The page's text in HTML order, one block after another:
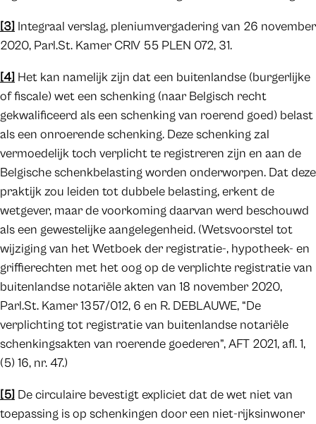
[3] Integraal verslag, pleniumvergadering van 26 november
2020, Parl.St. Kamer CRIV 55 PLEN 072, 31.
[4] Het kan namelijk zijn dat een buitenlandse (burgerlijke
of fiscale) wet een schenking (naar Belgisch recht
gekwalificeerd als een schenking van roerend goed) belast
als een onroerende schenking. Deze schenking zal
vermoedelijk toch verplicht te registreren zijn en aan de
Belgische schenkbelasting worden onderworpen. Dat deze
praktijk zou leiden tot dubbele belasting, erkent de
wetgever, maar de voorkoming daarvan werd beschouwd
als een gewestelijke aangelegenheid. (Wetsvoorstel tot
wijziging van het Wetboek der registratie-, hypotheek- en
griffierechten met het oog op de verplichte registratie van
buitenlandse notariële akten van 18 november 2020,
Parl.St. Kamer 1357/012, 6 en R. DEBLAUWE, “De
verplichting tot registratie van buitenlandse notariële
schenkingsakten van roerende goederen”, AFT 2021, afl. 1,
(5) 16, nr. 47.)
[5] De circulaire bevestigt expliciet dat de wet niet van
toepassing is op schenkingen door een niet-rijksinwoner